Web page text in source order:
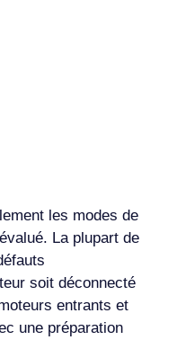
les modes de
La plupart de
soit déconnecté
entrants et
une préparation